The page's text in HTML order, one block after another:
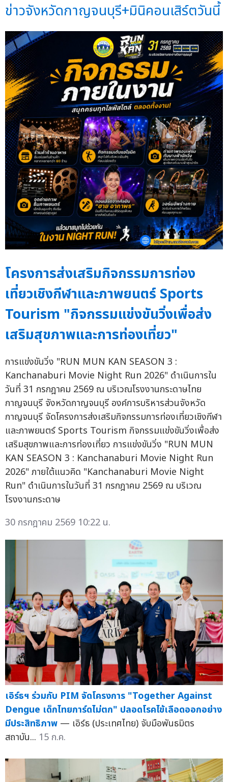
ข่าวจังหวัดกาญจนบุรี+มินิคอนเสิร์ตวันนี้
โครงการส่งเสริมกิจกรรมการท่อง
เที่ยวเชิงกีฬาและภาพยนตร์ Sports
Tourism "กิจกรรมแข่งขันวิ่งเพื่อส่ง
เสริมสุขภาพและการท่องเที่ยว"
การแข่งขันวิ่ง "RUN MUN KAN SEASON 3 :
Kanchanaburi Movie Night Run 2026" ดำเนินการใน
วันที่ 31 กรกฎาคม 2569 ณ บริเวณโรงงานกระดาษไทย
กาญจนบุรี จังหวัดกาญจนบุรี องค์การบริหารส่วนจังหวัด
กาญจนบุรี จัดโครงการส่งเสริมกิจกรรมการท่องเที่ยวเชิงกีฬา
และภาพยนตร์ Sports Tourism กิจกรรมแข่งขันวิ่งเพื่อส่ง
เสริมสุขภาพและการท่องเที่ยว การแข่งขันวิ่ง "RUN MUN
KAN SEASON 3 : Kanchanaburi Movie Night Run
2026" ภายใต้แนวคิด "Kanchanaburi Movie Night
Run" ดำเนินการในวันที่ 31 กรกฎาคม 2569 ณ บริเวณ
โรงงานกระดาษ
30 กรกฎาคม 2569 10:22 น.
เอิร์ธฯ ร่วมกับ PIM จัดโครงการ "Together Against
Dengue เด็กไทยการ์ดไม่ตก" ปลอดโรคไข้เลือดออกอย่าง
มีประสิทธิภาพ — เอิร์ธ (ประเทศไทย) จับมือพันธมิตร
สถาบัน... 15 ก.ค.